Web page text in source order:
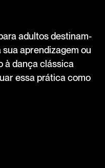
adultos destinam-
aprendizagem ou
à dança clássica
essa prática como